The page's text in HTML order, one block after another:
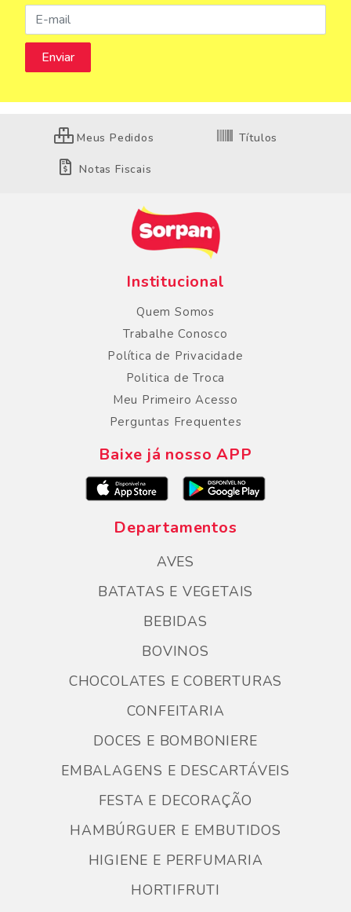
Meus Pedidos Títulos
Notas Fiscais
Institucional
Quem Somos
Trabalhe Conosco
Política de Privacidade
Politica de Troca
Meu Primeiro Acesso
Perguntas Frequentes
Baixe já nosso APP
Departamentos
AVES
BATATAS E VEGETAIS
BEBIDAS
BOVINOS
CHOCOLATES E COBERTURAS
CONFEITARIA
DOCES E BOMBONIERE
EMBALAGENS E DESCARTÁVEIS
FESTA E DECORAÇÃO
HAMBÚRGUER E EMBUTIDOS
HIGIENE E PERFUMARIA
HORTIFRUTI